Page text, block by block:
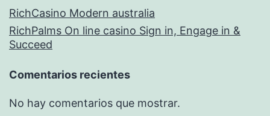
RichCasino Modern australia
RichPalms On line casino Sign in, Engage in &
Succeed
Comentarios recientes
No hay comentarios que mostrar.